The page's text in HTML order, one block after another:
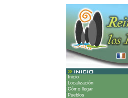
Inicio
Localización
Cómo llegar
Pueblos